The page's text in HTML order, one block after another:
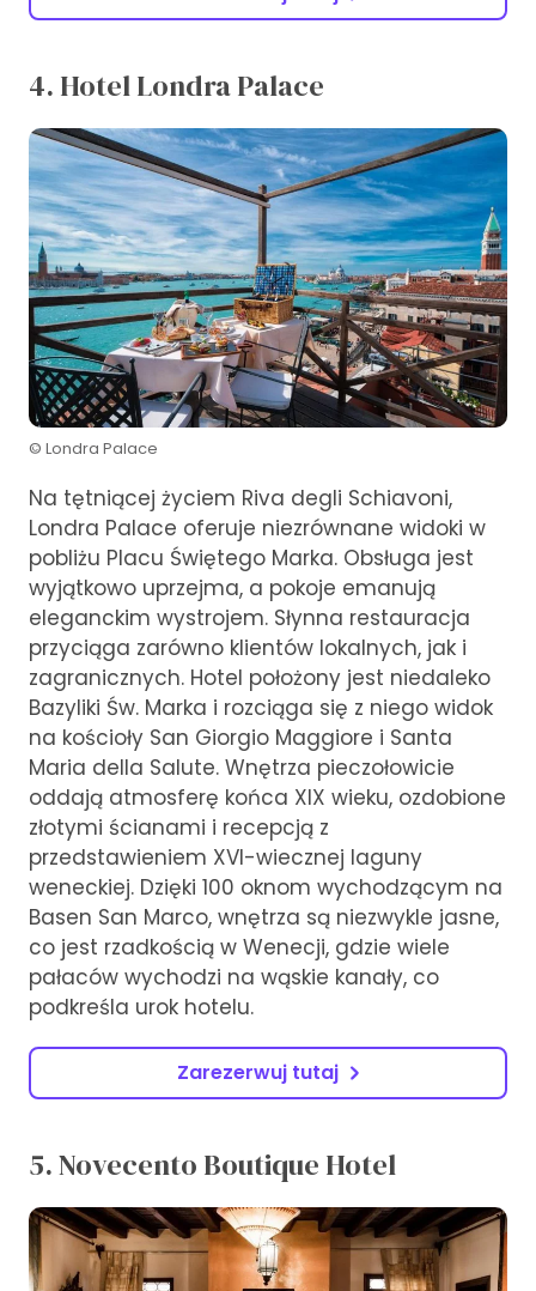
4. Hotel Londra Palace
© Londra Palace
Na tętniącej życiem Riva degli Schiavoni,
Londra Palace oferuje niezrównane widoki w
pobliżu Placu Świętego Marka. Obsługa jest
wyjątkowo uprzejma, a pokoje emanują
eleganckim wystrojem. Słynna restauracja
przyciąga zarówno klientów lokalnych, jak i
zagranicznych. Hotel położony jest niedaleko
Bazyliki Św. Marka i rozciąga się z niego widok
na kościoły San Giorgio Maggiore i Santa
Maria della Salute. Wnętrza pieczołowicie
oddają atmosferę końca XIX wieku, ozdobione
złotymi ścianami i recepcją z
przedstawieniem XVI-wiecznej laguny
weneckiej. Dzięki 100 oknom wychodzącym na
Basen San Marco, wnętrza są niezwykle jasne,
co jest rzadkością w Wenecji, gdzie wiele
pałaców wychodzi na wąskie kanały, co
podkreśla urok hotelu.
Zarezerwuj tutaj
5. Novecento Boutique Hotel